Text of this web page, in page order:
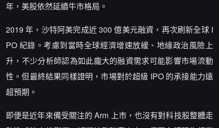
年，美股依然延續牛市格局。
2019 年，沙特阿美完成近 300 億美元融資，再次刷新全球 I
PO 紀錄。考慮到當時全球經濟增速放緩、地緣政治風險上
升，不少分析師認為如此龐大的融資需求可能影響市場流動
性。但最終結果同樣證明，市場對於超級 IPO 的承接能力遠
超預期。
即便是近年來備受關注的 Arm 上市，也沒有對科技股整體走